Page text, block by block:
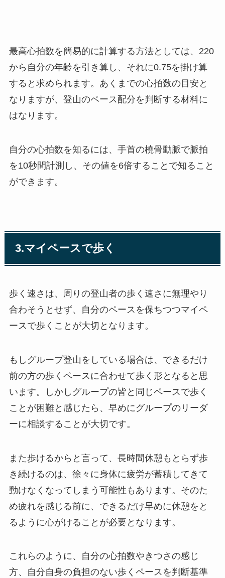
最高心拍数を簡易的に計算する方法としては、220
から自分の年齢を引き算し、それに0.75を掛け算
すると求められます。あくまでの心拍数の目安と
なりますが、登山のペース配分を判断する材料に
はなります。
自分の心拍数を知るには、手首の橈骨動脈で脈拍
を10秒間計測し、その値を6倍することで知ること
ができます。
3.マイペースで歩く
歩く速さは、周りの登山者の歩く速さに無理やり
合わそうとせず、自分のペースを保ちつつマイペ
ースで歩くことが大切となります。
もしグループ登山をしている場合は、できるだけ
前の方の歩くペースに合わせて歩く形となると思
います。しかしグループの皆と同じペースで歩く
ことが困難と感じたら、早めにグループのリーダ
ーに相談することが大切です。
また歩けるからと言って、長時間休憩もとらず歩
き続けるのは、徐々に身体に疲労が蓄積してきて
動けなくなってしまう可能性もあります。そのた
め疲れを感じる前に、できるだけ早めに休憩をと
るように心がけることが必要となります。
これらのように、自分の心拍数やきつさの感じ
方、自分自身の負担のない歩くペースを判断基準